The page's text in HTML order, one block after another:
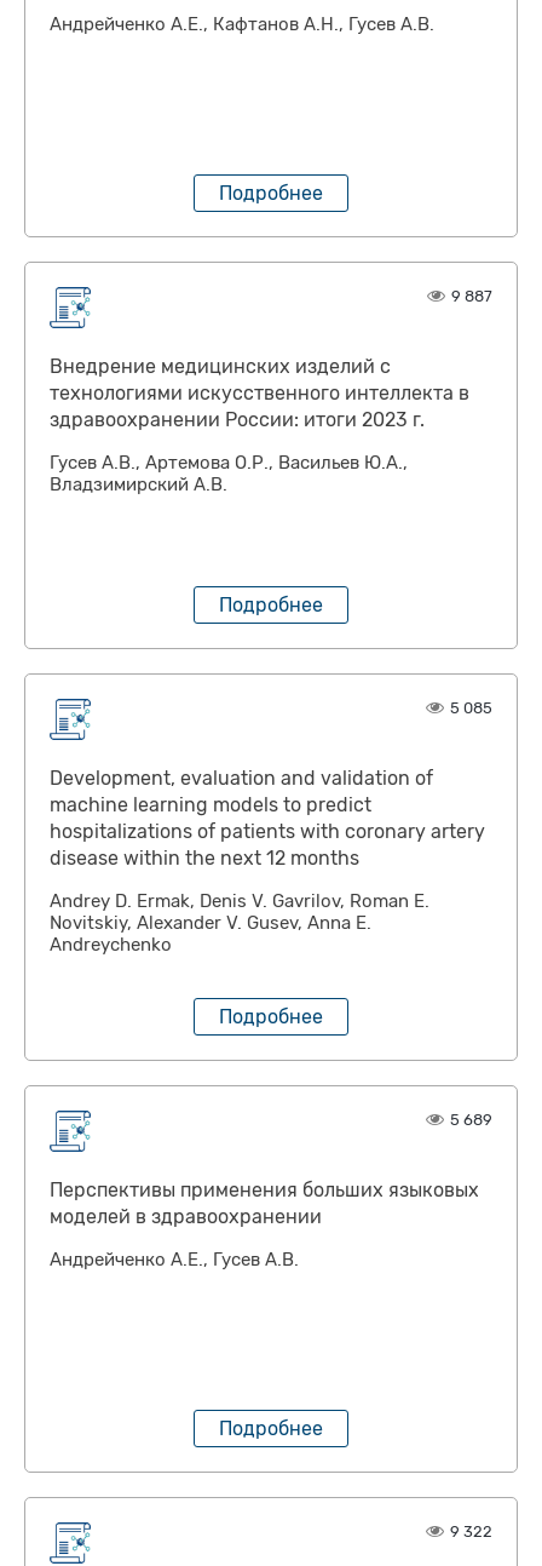
Андрейченко А.Е., Кафтанов А.Н., Гусев А.В.
Подробнее
9 887
Внедрение медицинских изделий с
технологиями искусственного интеллекта в
здравоохранении России: итоги 2023 г.
Гусев А.В., Артемова О.Р., Васильев Ю.А.,
Владзимирский А.В.
Подробнее
5 085
Development, evaluation and validation of
machine learning models to predict
hospitalizations of patients with coronary artery
disease within the next 12 months
Andrey D. Ermak, Denis V. Gavrilov, Roman E.
Novitskiy, Alexander V. Gusev, Anna E.
Andreychenko
Подробнее
5 689
Перспективы применения больших языковых
моделей в здравоохранении
Андрейченко А.Е., Гусев А.В.
Подробнее
9 322